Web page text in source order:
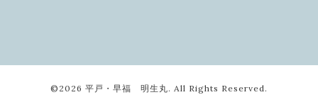
©2026 平戸・早福 明生丸. All Rights Reserved.